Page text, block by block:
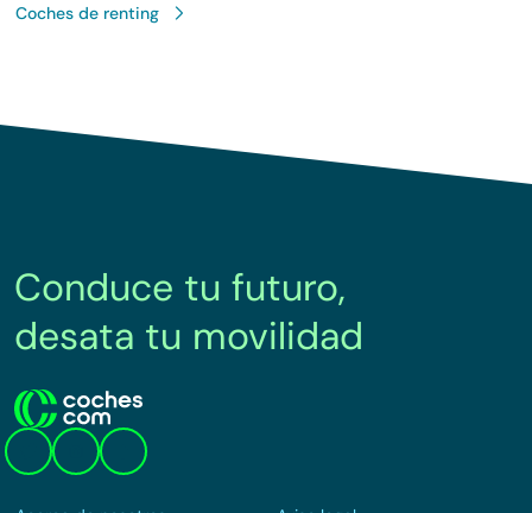
Coches de renting
Conduce tu futuro,
desata tu movilidad